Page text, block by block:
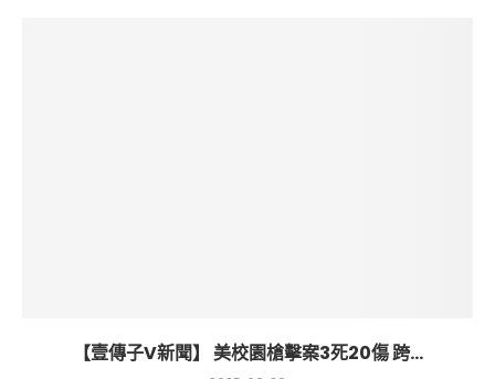
【壹傳子V新聞】 美校園槍擊案3死20傷 跨...